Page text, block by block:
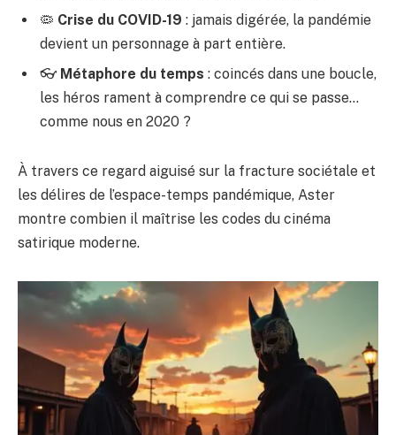
🦠 Crise du COVID-19 : jamais digérée, la pandémie
devient un personnage à part entière.
👓 Métaphore du temps : coincés dans une boucle,
les héros rament à comprendre ce qui se passe…
comme nous en 2020 ?
À travers ce regard aiguisé sur la fracture sociétale et
les délires de l’espace-temps pandémique, Aster
montre combien il maîtrise les codes du cinéma
satirique moderne.